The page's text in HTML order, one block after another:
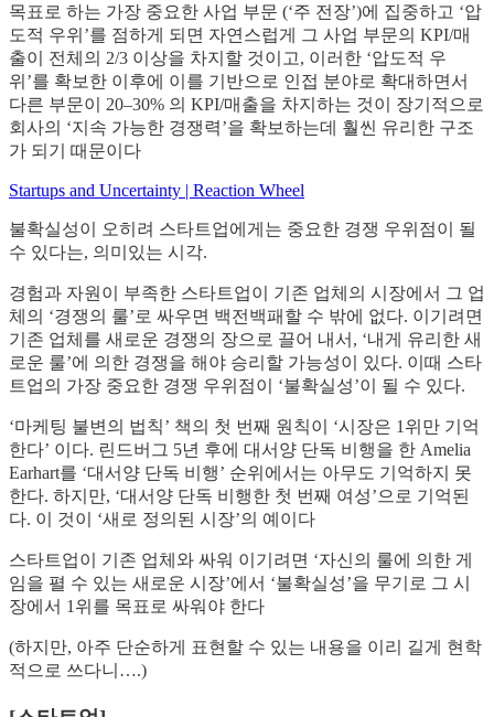
목표로 하는 가장 중요한 사업 부문 (‘주 전장’)에 집중하고 ‘압
도적 우위’를 점하게 되면 자연스럽게 그 사업 부문의 KPI/매
출이 전체의 2/3 이상을 차지할 것이고, 이러한 ‘압도적 우
위’를 확보한 이후에 이를 기반으로 인접 분야로 확대하면서
다른 부문이 20–30% 의 KPI/매출을 차지하는 것이 장기적으로
회사의 ‘지속 가능한 경쟁력’을 확보하는데 훨씬 유리한 구조
가 되기 때문이다
Startups and Uncertainty | Reaction Wheel
불확실성이 오히려 스타트업에게는 중요한 경쟁 우위점이 될
수 있다는, 의미있는 시각.
경험과 자원이 부족한 스타트업이 기존 업체의 시장에서 그 업
체의 ‘경쟁의 룰’로 싸우면 백전백패할 수 밖에 없다. 이기려면
기존 업체를 새로운 경쟁의 장으로 끌어 내서, ‘내게 유리한 새
로운 룰’에 의한 경쟁을 해야 승리할 가능성이 있다. 이때 스타
트업의 가장 중요한 경쟁 우위점이 ‘불확실성’이 될 수 있다.
‘마케팅 불변의 법칙’ 책의 첫 번째 원칙이 ‘시장은 1위만 기억
한다’ 이다. 린드버그 5년 후에 대서양 단독 비행을 한 Amelia
Earhart를 ‘대서양 단독 비행’ 순위에서는 아무도 기억하지 못
한다. 하지만, ‘대서양 단독 비행한 첫 번째 여성’으로 기억된
다. 이 것이 ‘새로 정의된 시장’의 예이다
스타트업이 기존 업체와 싸워 이기려면 ‘자신의 룰에 의한 게
임을 펼 수 있는 새로운 시장’에서 ‘불확실성’을 무기로 그 시
장에서 1위를 목표로 싸워야 한다
(하지만, 아주 단순하게 표현할 수 있는 내용을 이리 길게 현학
적으로 쓰다니….)